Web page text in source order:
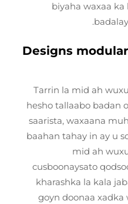
biyaha waxaa
Designs
Tarrin la mid ah
hesho tallaabo badan
saarista, waxaana
baahan tahay in ay u
mid ah
cusboonaysato
kharashka la kala
goyn doonaa xadka